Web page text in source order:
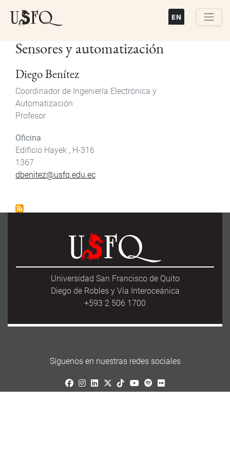
principal
Sensores y automatización
Diego Benítez
Coordinador de Ingeniería Electrónica y
Automatización
Profesor
Oficina
Edificio Hayek , H-316
1367
dbenitez@usfq.edu.ec
Universidad San Francisco de Quito
Diego de Robles y Vía Interoceánica
+593 2 506 1700
Síguenos en nuestras redes sociales